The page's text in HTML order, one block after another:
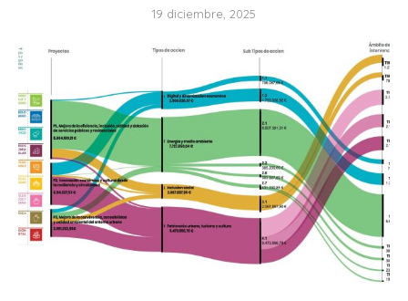
19 diciembre, 2025